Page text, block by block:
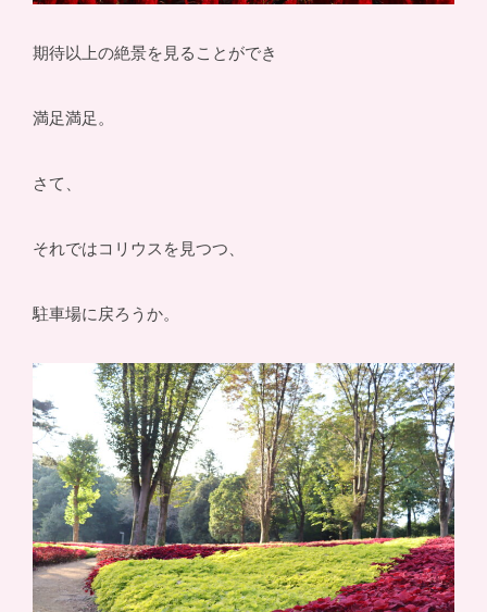
期待以上の絶景を見ることができ
満足満足。
さて、
それではコリウスを見つつ、
駐車場に戻ろうか。